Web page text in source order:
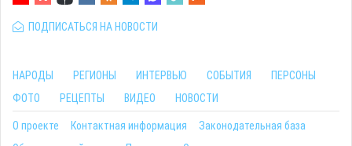
ПОДПИСАТЬСЯ НА НОВОСТИ
НАРОДЫ РЕГИОНЫ ИНТЕРВЬЮ СОБЫТИЯ
ПЕРСОНЫ
ФОТО
РЕЦЕПТЫ ВИДЕО НОВОСТИ
О проекте Контактная информация
Законодательная база